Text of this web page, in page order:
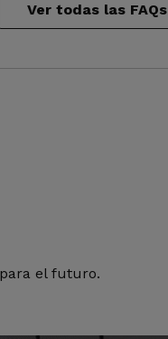
Ver todas las FAQs
el futuro.